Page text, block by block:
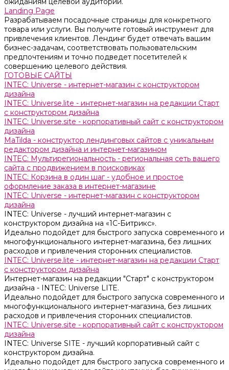
Landing Page
Разрабатываем посадочные страницы для конкретного
товара или услуги. Вы получите готовый инструмент для
привлечения клиентов. Лендинг будет отвечать вашим
бизнес-задачам, соответствовать пользовательским
предпочтениям и точно подведет посетителей к
совершению целевого действия.
ГОТОВЫЕ САЙТЫ
INTEC: Universe - интернет-магазин с конструктором
дизайна
INTEC: Universe.lite - интернет-магазин на редакции Старт
с конструктором дизайна
INTEC: Universe.site - корпоративный сайт с конструктором
дизайна
MaTilda - конструктор лендинговых сайтов с уникальным
редактором дизайна и интернет-магазином
INTEC: Мультирегиональность - региональная сеть вашего
сайта с продвижением в поисковиках
INTEC: Корзина в один шаг - удобное и простое
оформление заказа в интернет-магазине
INTEC: Universe - интернет-магазин с конструктором
дизайна
INTEC: Universe - лучший интернет-магазин с
конструктором дизайна на «1C-Битрикс».
Идеально подойдет для быстрого запуска современного и
многофункционального интернет-магазина, без лишних
расходов и привлечения сторонних специалистов.
INTEC: Universe.lite - интернет-магазин на редакции Старт
с конструктором дизайна
Интернет-магазин на редакции "Старт" с конструктором
дизайна - INTEC: Universe LITE.
Идеально подойдет для быстрого запуска современного и
многофункционального интернет-магазина, без лишних
расходов и привлечения сторонних специалистов.
INTEC: Universe.site - корпоративный сайт с конструктором
дизайна
INTEC: Universe SITE - лучший корпоративный сайт с
конструктором дизайна.
Идеально подойдет для быстрого запуска современного и